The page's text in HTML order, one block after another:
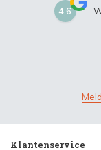
4,6
Klantenservice